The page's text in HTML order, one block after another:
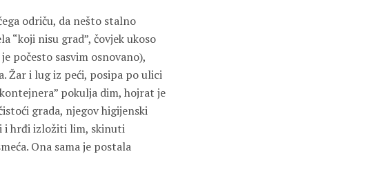
odriču, da nešto stalno
“koji nisu grad”, čovjek ukoso
počesto sasvim osnovano),
Žar i lug iz peći, posipa po ulici
pokulja dim, hojrat je
grada, njegov higijenski
i hrđi izložiti lim, skinuti
Ona sama je postala